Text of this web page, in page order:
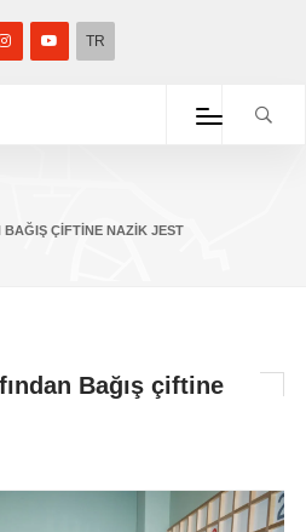
TR
ÇIFTINE NAZIK JEST
Bağış çiftine